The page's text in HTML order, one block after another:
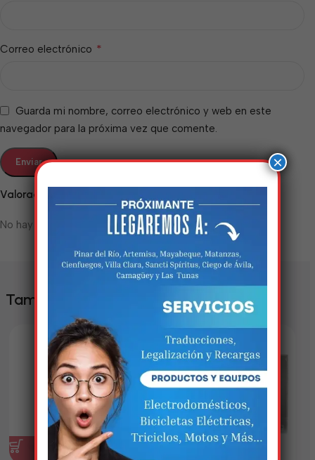
Valoraciones
No hay valoraciones aún.
Correo electrónico *
Guarda mi nombre, correo electrónico y web en este
navegador para la próxima vez que comente.
También te puede interesar
×
Estamos trabalhando
nisso!
Em breve, esta página estará
disponível com novidades
incríveis. Agradecemos pela
paciência e compreensão.